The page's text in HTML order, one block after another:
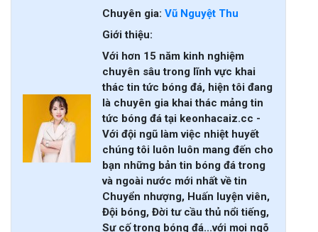
Chuyên gia: Vũ Nguyệt Thu
Giới thiệu:
Với hơn 15 năm kinh nghiệm
chuyên sâu trong lĩnh vực khai
thác tin tức bóng đá, hiện tôi đang
là chuyên gia khai thác mảng tin
tức bóng đá tại keonhacaiz.cc -
Với đội ngũ làm việc nhiệt huyết
chúng tôi luôn luôn mang đến cho
bạn những bản tin bóng đá trong
và ngoài nước mới nhất về tin
Chuyển nhượng, Huấn luyện viên,
Đội bóng, Đời tư cầu thủ nổi tiếng,
Sự cố trong bóng đá...với mọi ngõ